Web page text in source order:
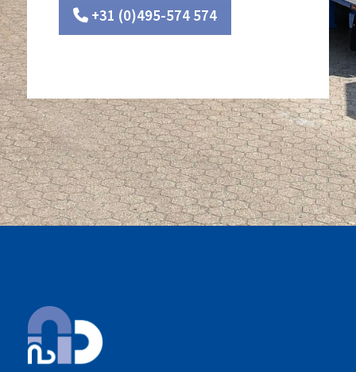
+31 (0)495-574 574